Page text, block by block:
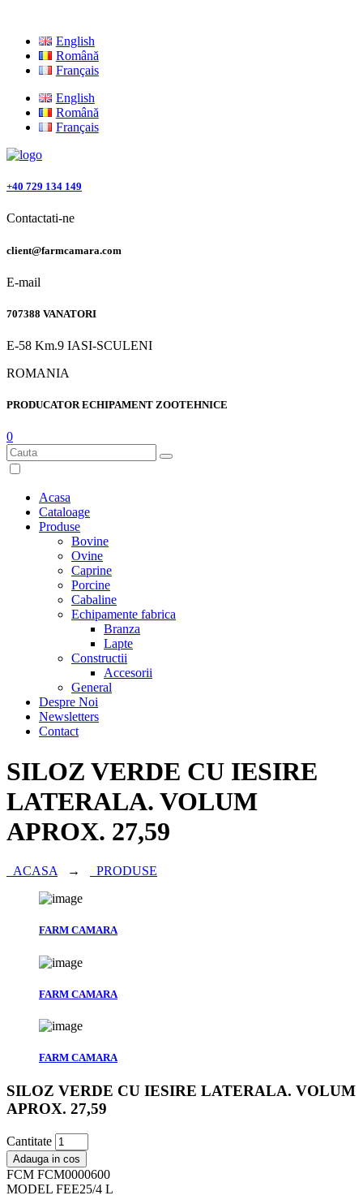
English
Română
Français
English
Română
Français
+40 729 134 149
Contactati-ne
client@farmcamara.com
E-mail
707388 VANATORI
E-58 Km.9 IASI-SCULENI
ROMANIA
PRODUCATOR ECHIPAMENT ZOOTEHNICE
0
Acasa
Cataloage
Produse
Bovine
Ovine
Caprine
Porcine
Cabaline
Echipamente fabrica
Branza
Lapte
Constructii
Accesorii
General
Despre Noi
Newsletters
Contact
SILOZ VERDE CU IESIRE
LATERALA. VOLUM
APROX. 27,59
ACASA → PRODUSE
FARM CAMARA
FARM CAMARA
FARM CAMARA
SILOZ VERDE CU IESIRE LATERALA. VOLUM
APROX. 27,59
Cantitate
Adauga in cos
FCM FCM0000600
MODEL FEE25/4 L